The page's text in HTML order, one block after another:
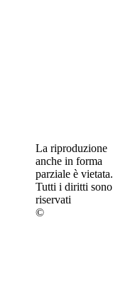
La riproduzione
anche in forma
parziale è vietata.
Tutti i diritti sono
riservati
©